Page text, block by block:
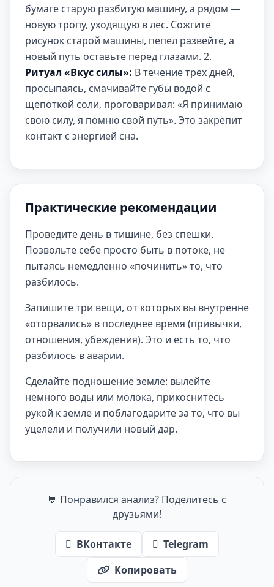
бумаге старую разбитую машину, а рядом —
новую тропу, уходящую в лес. Сожгите
рисунок старой машины, пепел развейте, а
новый путь оставьте перед глазами. 2.
Ритуал «Вкус силы»: В течение трёх дней,
просыпаясь, смачивайте губы водой с
щепоткой соли, проговаривая: «Я принимаю
свою силу, я помню свой путь». Это закрепит
контакт с энергией сна.
Практические рекомендации
Проведите день в тишине, без спешки.
Позвольте себе просто быть в потоке, не
пытаясь немедленно «починить» то, что
разбилось.
Запишите три вещи, от которых вы внутренне
«оторвались» в последнее время (привычки,
отношения, убеждения). Это и есть то, что
разбилось в аварии.
Сделайте подношение земле: вылейте
немного воды или молока, прикоснитесь
рукой к земле и поблагодарите за то, что вы
уцелели и получили новый дар.
💬 Понравился анализ? Поделитесь с
друзьями!
ВКонтакте
Telegram
Копировать